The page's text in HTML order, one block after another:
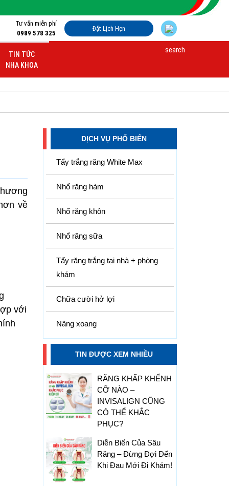
Tư vấn miễn phí
0989 578 325
Đặt Lịch Hẹn
TIN TỨC
NHA KHOA
về
với
DỊCH VỤ PHỔ BIẾN
Tẩy trắng răng White Max
Nhổ răng hàm
Nhổ răng khôn
Nhổ răng sữa
Tẩy răng trắng tại nhà + phòng
khám
Chữa cười hở lợi
Nâng xoang
TIN ĐƯỢC XEM NHIỀU
RĂNG KHẤP KHỂNH
CỠ NÀO –
INVISALIGN CŨNG
CÓ THỂ KHẮC
PHỤC?
Diễn Biến Của Sâu
Răng – Đừng Đợi Đến
Khi Đau Mới Đi Khám!